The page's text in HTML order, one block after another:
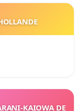
KAIOWA DE